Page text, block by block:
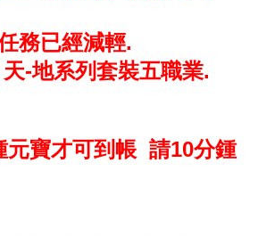
務已經減輕.
-地系列套裝五職業.
元寶才可到帳 請10分鍾